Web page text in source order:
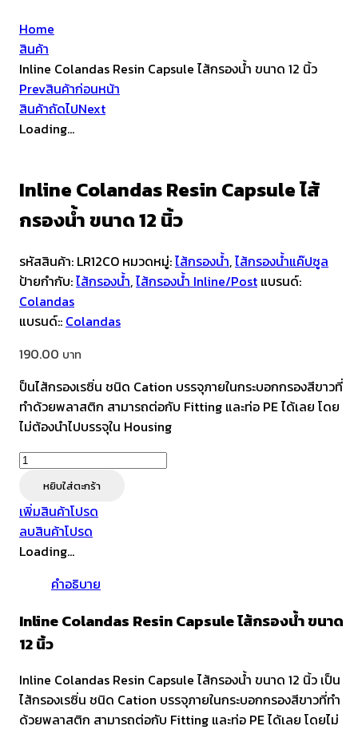
Home
สินค้า
Inline Colandas Resin Capsule ไส้กรองน้ำ ขนาด 12 นิ้ว
Prevสินค้าก่อนหน้า
สินค้าถัดไปNext
Loading...
Inline Colandas Resin Capsule ไส้
กรองน้ำ ขนาด 12 นิ้ว
รหัสสินค้า: LR12CO หมวดหมู่:ไส้กรองน้ำ,ไส้กรองน้ำแค๊ปซูล
ป้ายกำกับ:ไส้กรองน้ำ,ไส้กรองน้ำ Inline/Post แบรนด์:
Colandas
แบรนด์:: Colandas
190.00
ป็นไส้กรองเรซิ่น ชนิด Cation บรรจุภายในกระบอกกรองสีขาวที่
ทำด้วยพลาสติก สามารถต่อกับ Fitting และท่อ PE ได้เลย โดย
ไม่ต้องนำไปบรรจุใน Housing
จำนวน
Colandas
Resin
Capsule
ไส้
ขนาด
12
ชิ้น
หยิบใส่ตะกร้า
เพิ่มสินค้าโปรด
ลบสินค้าโปรด
Loading...
คำอธิบาย
Inline Colandas Resin Capsule ไส้กรองน้ำ ขนาด
12 นิ้ว
Inline Colandas Resin Capsule ไส้กรองน้ำ ขนาด 12 นิ้ว เป็น
ไส้กรองเรซิ่น ชนิด Cation บรรจุภายในกระบอกกรองสีขาวที่ทำ
ด้วยพลาสติก สามารถต่อกับ Fitting และท่อ PE ได้เลย โดยไม่